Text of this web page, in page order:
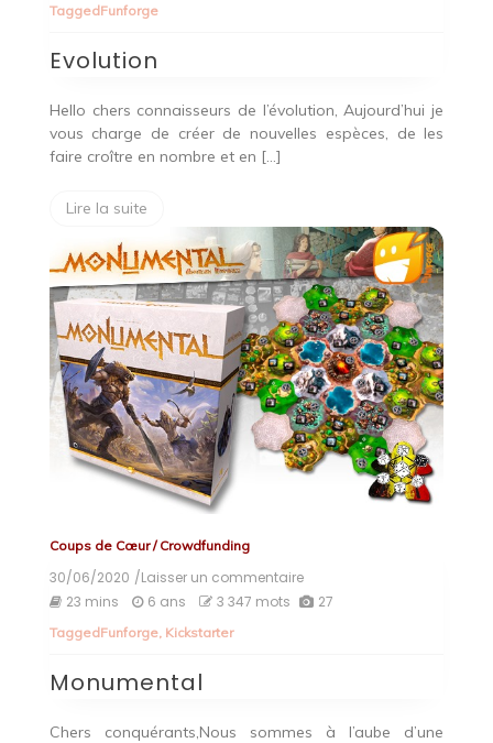
TaggedFunforge
Evolution
Hello chers connaisseurs de l’évolution, Aujourd’hui je
vous charge de créer de nouvelles espèces, de les
faire croître en nombre et en […]
Lire la suite
Coups de Cœur/Crowdfunding
30/06/2020 /Laisser un commentaireon
Monumental
23 mins 6 ans 3 347 mots 27
TaggedFunforge, Kickstarter
Monumental
Chers conquérants,Nous sommes à l’aube d’une